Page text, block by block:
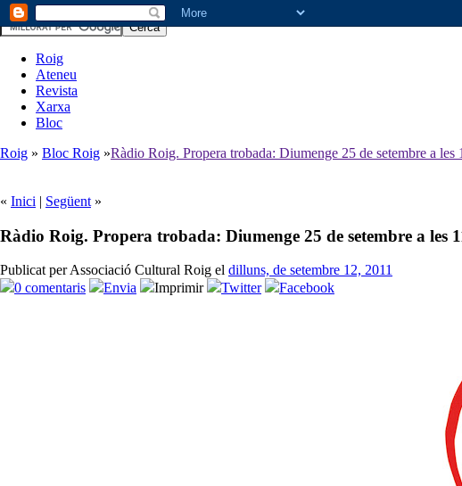
Roig
Ateneu
Revista
Xarxa
Bloc
Roig » Bloc Roig »Ràdio Roig. Propera trobada: Diumenge 25 de setembre a les
« Inici | Següent »
Ràdio Roig. Propera trobada: Diumenge 25 de setembre a les
Publicat per Associació Cultural Roig el dilluns, de setembre 12, 2011
0 comentaris
Envia Imprimir Twitter Facebook